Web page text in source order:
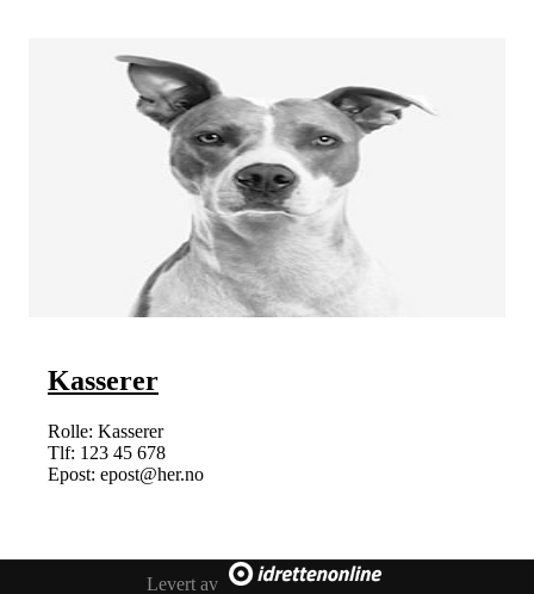
Kasserer
Rolle: Kasserer
Tlf: 123 45 678
Epost: epost@her.no
Levert av